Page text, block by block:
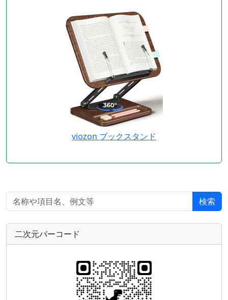
viozon ブックスタンド
検索
二次元バーコード